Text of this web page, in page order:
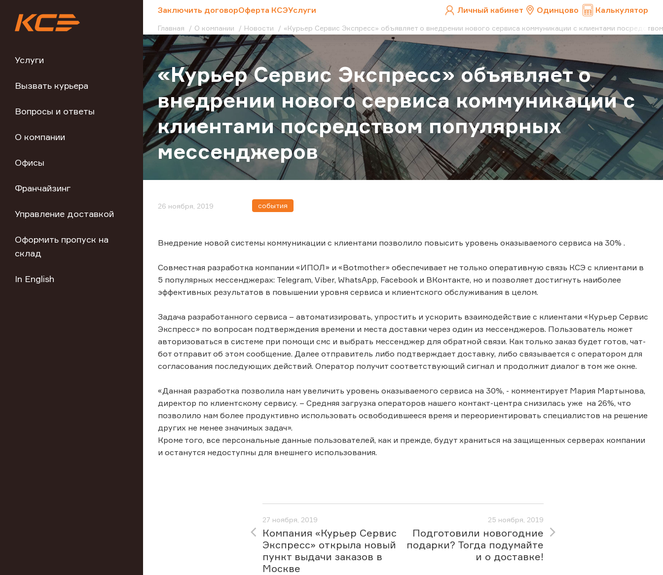
Услуги
Вызвать курьера
Вопросы и ответы
О компании
Офисы
Франчайзинг
Управление доставкой
Оформить пропуск на
склад
In English
Заключить договорОферта КСЭУслуги Личный кабинет Одинцово Калькулятор
Главная О компании Новости «Курьер Сервис Экспресс» объявляет о внедрении нового сервиса коммуникации с клиентами
«Курьер Сервис Экспресс» объявляет о
внедрении нового сервиса коммуникации с
клиентами посредством популярных
мессенджеров
26 ноября, 2019 события
Внедрение новой системы коммуникации с клиентами позволило повысить уровень оказываемого сервиса на 30% .
Совместная разработка компании «ИПОЛ» и «Botmother» обеспечивает не только оперативную связь КСЭ с клиентами в
5 популярных мессенджерах: Telegram, Viber, WhatsApp, Facebook и ВКонтакте, но и позволяет достигнуть наиболее
эффективных результатов в повышении уровня сервиса и клиентского обслуживания в целом.
Задача разработанного сервиса – автоматизировать, упростить и ускорить взаимодействие с клиентами «Курьер Сервис
Экспресс» по вопросам подтверждения времени и места доставки через один из мессенджеров. Пользователь может
авторизоваться в системе при помощи смс и выбрать мессенджер для обратной связи. Как только заказ будет готов, чат-
бот отправит об этом сообщение. Далее отправитель либо подтверждает доставку, либо связывается с оператором для
согласования последующих действий. Оператор получит соответствующий сигнал и продолжит диалог в том же окне.
«Данная разработка позволила нам увеличить уровень оказываемого сервиса на 30%, - комментирует Мария Мартынова,
директор по клиентскому сервису. – Средняя загрузка операторов нашего контакт-центра снизилась уже на 26%, что
позволило нам более продуктивно использовать освободившееся время и переориентировать специалистов на решение
других не менее значимых задач».
Кроме того, все персональные данные пользователей, как и прежде, будут храниться на защищенных серверах компании
и останутся недоступны для внешнего использования.
27 ноября, 2019
Компания «Курьер Сервис
Экспресс» открыла новый
пункт выдачи заказов в
Москве
25 ноября, 2019
Подготовили новогодние
подарки? Тогда подумайте
и о доставке!